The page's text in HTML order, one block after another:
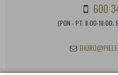
600
(PON - PT: 8:00-18:00;